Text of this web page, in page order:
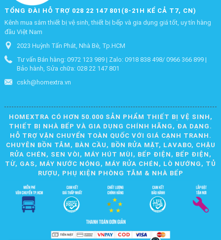
TỔNG ĐÀI HỖ TRỢ 028 22 147 801(8-21H KỂ CẢ T7, CN)
Kênh mua sắm thiết bị vệ sinh, thiết bị bếp và gia dụng giá tốt, uy tín hàng
đầu Việt Nam
2023 Huỳnh Tấn Phát, Nhà Bè, Tp.HCM
Tư vấn Bán hàng: 0972 123 989 | Zalo: 0918 838 498/ 0966 366 899 |
Bảo hành, Sửa chữa: 028 22 147 801
cskh@homextra.vn
HOMEXTRA CÓ HƠN 50.000 SẢN PHẨM THIẾT BỊ VỆ SINH,
THIẾT BỊ NHÀ BẾP VÀ GIA DỤNG CHÍNH HÃNG, ĐA DẠNG.
HỖ TRỢ VẬN CHUYỂN TOÀN QUỐC VỚI GIÁ CẠNH TRANH.
CHUYÊN BỒN TẮM, BÀN CẦU, BỒN RỬA MẶT, LAVABO, CHẬU
RỬA CHÉN, SEN VÒI, MÁY HÚT MÙI, BẾP ĐIỆN, BẾP ĐIỆN,
TỪ, GAS, MÁY NƯỚC NÓNG, MÁY RỬA CHÉN, LÒ NƯỚNG, TỦ
RƯỢU, PHỤ KIỆN PHÒNG TẮM & NHÀ BẾP